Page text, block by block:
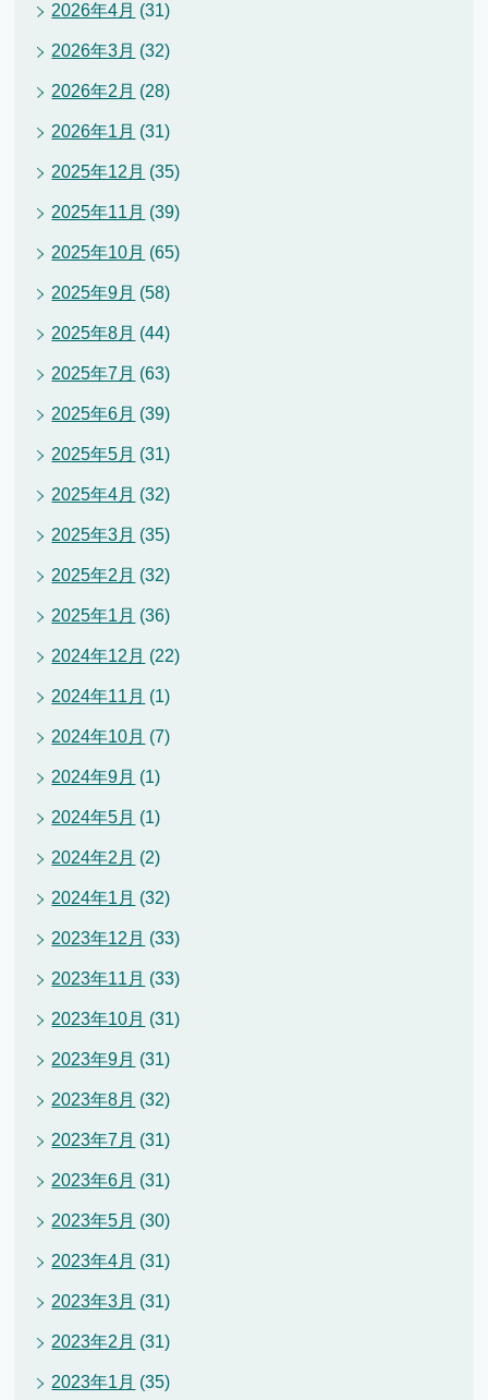
2026年4月 (31)
2026年3月 (32)
2026年2月 (28)
2026年1月 (31)
2025年12月 (35)
2025年11月 (39)
2025年10月 (65)
2025年9月 (58)
2025年8月 (44)
2025年7月 (63)
2025年6月 (39)
2025年5月 (31)
2025年4月 (32)
2025年3月 (35)
2025年2月 (32)
2025年1月 (36)
2024年12月 (22)
2024年11月 (1)
2024年10月 (7)
2024年9月 (1)
2024年5月 (1)
2024年2月 (2)
2024年1月 (32)
2023年12月 (33)
2023年11月 (33)
2023年10月 (31)
2023年9月 (31)
2023年8月 (32)
2023年7月 (31)
2023年6月 (31)
2023年5月 (30)
2023年4月 (31)
2023年3月 (31)
2023年2月 (31)
2023年1月 (35)